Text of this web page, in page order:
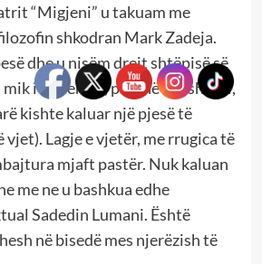
“Migjeni” u takuam me
shkodran Mark Zadeja.
dhe u nisëm drejt shtëpisë së
i Shpendit, pasi në atë shtëpi,
kishte kaluar një pjesë të
Lagje e vjetër, me rrugica të
mjaft pastër. Nuk kaluan
me ne u bashkua edhe
Sadedin Lumani. Është
në bisedë mes njerëzish të